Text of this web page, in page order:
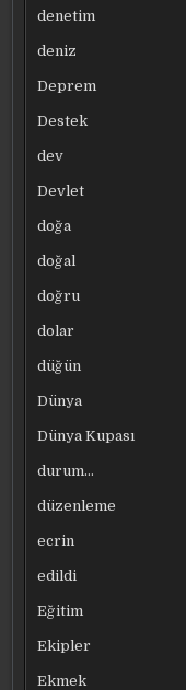
denetim
deniz
Deprem
Destek
dev
Devlet
doğa
doğal
doğru
dolar
düğün
Dünya
Dünya Kupası
durum…
düzenleme
ecrin
edildi
Eğitim
Ekipler
Ekmek